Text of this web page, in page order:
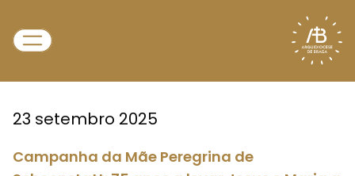
23 setembro 2025
Campanha da Mãe Peregrina de